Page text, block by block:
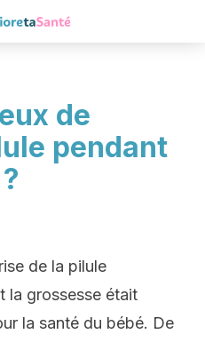
de
pendant
de la pilule
la grossesse était
la santé du bébé. De